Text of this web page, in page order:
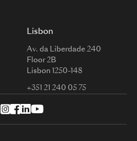
Lisbon
Av. da Liberdade 240
Floor 2B
Lisbon 1250-148
+351 21 240 05 75